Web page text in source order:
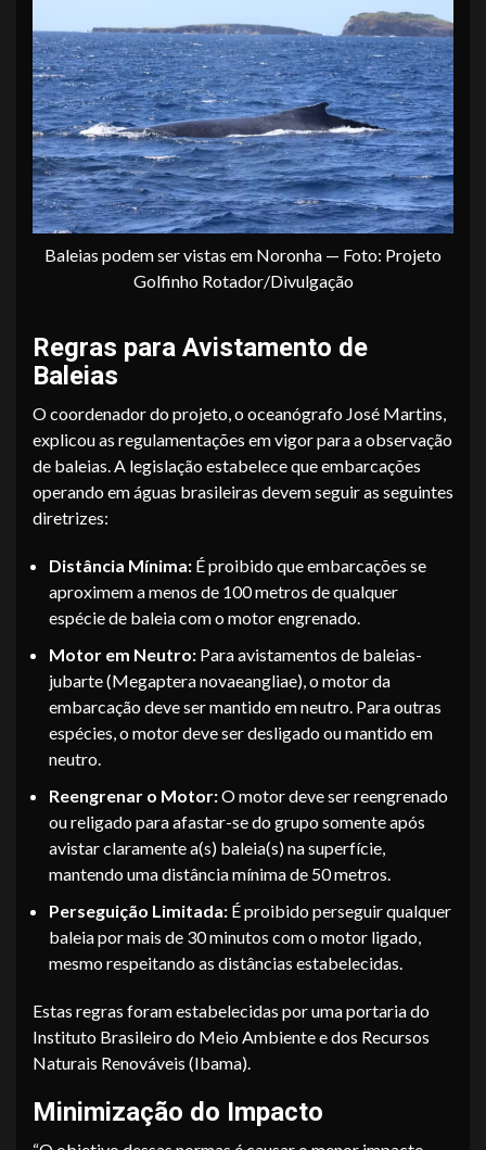
Baleias podem ser vistas em Noronha — Foto: Projeto
Golfinho Rotador/Divulgação
Regras para Avistamento de
Baleias
O coordenador do projeto, o oceanógrafo José Martins,
explicou as regulamentações em vigor para a observação
de baleias. A legislação estabelece que embarcações
operando em águas brasileiras devem seguir as seguintes
diretrizes:
Distância Mínima: É proibido que embarcações se
aproximem a menos de 100 metros de qualquer
espécie de baleia com o motor engrenado.
Motor em Neutro: Para avistamentos de baleias-
jubarte (Megaptera novaeangliae), o motor da
embarcação deve ser mantido em neutro. Para outras
espécies, o motor deve ser desligado ou mantido em
neutro.
Reengrenar o Motor:O motor deve ser reengrenado
ou religado para afastar-se do grupo somente após
avistar claramente a(s) baleia(s) na superfície,
mantendo uma distância mínima de 50 metros.
Perseguição Limitada: É proibido perseguir qualquer
baleia por mais de 30 minutos com o motor ligado,
mesmo respeitando as distâncias estabelecidas.
Estas regras foram estabelecidas por uma portaria do
Instituto Brasileiro do Meio Ambiente e dos Recursos
Naturais Renováveis (Ibama).
Minimização do Impacto